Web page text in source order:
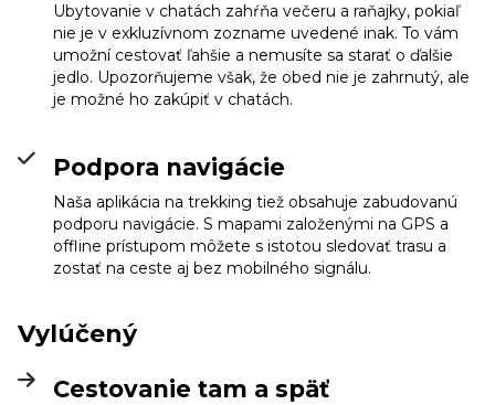
Ubytovanie v chatách zahŕňa večeru a raňajky, pokiaľ
nie je v exkluzívnom zozname uvedené inak. To vám
umožní cestovať ľahšie a nemusíte sa starať o ďalšie
jedlo. Upozorňujeme však, že obed nie je zahrnutý, ale
je možné ho zakúpiť v chatách.
Podpora navigácie
Naša aplikácia na trekking tiež obsahuje zabudovanú
podporu navigácie. S mapami založenými na GPS a
offline prístupom môžete s istotou sledovať trasu a
zostať na ceste aj bez mobilného signálu.
Vylúčený
Cestovanie tam a späť